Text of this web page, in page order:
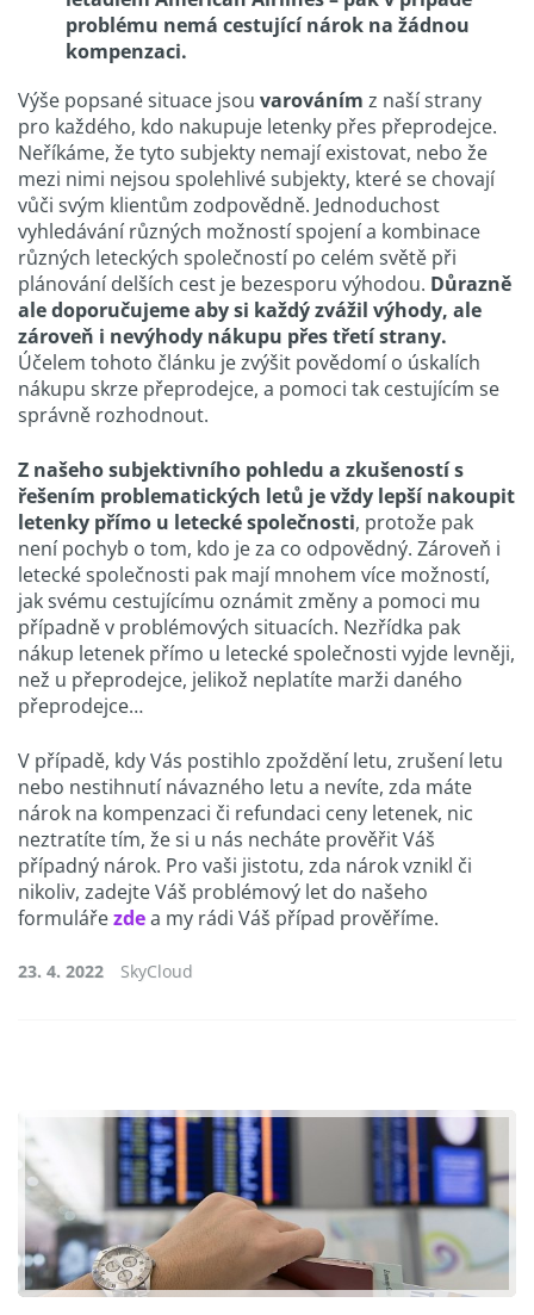
problému nemá cestující nárok na žádnou
kompenzaci.
Výše popsané situace jsou varováním z naší strany
pro každého, kdo nakupuje letenky přes přeprodejce.
Neříkáme, že tyto subjekty nemají existovat, nebo že
mezi nimi nejsou spolehlivé subjekty, které se chovají
vůči svým klientům zodpovědně. Jednoduchost
vyhledávání různých možností spojení a kombinace
různých leteckých společností po celém světě při
plánování delších cest je bezesporu výhodou. Důrazně
ale doporučujeme aby si každý zvážil výhody, ale
zároveň i nevýhody nákupu přes třetí strany.
Účelem tohoto článku je zvýšit povědomí o úskalích
nákupu skrze přeprodejce, a pomoci tak cestujícím se
správně rozhodnout.
Z našeho subjektivního pohledu a zkušeností s
řešením problematických letů je vždy lepší nakoupit
letenky přímo u letecké společnosti, protože pak
není pochyb o tom, kdo je za co odpovědný. Zároveň i
letecké společnosti pak mají mnohem více možností,
jak svému cestujícímu oznámit změny a pomoci mu
případně v problémových situacích. Nezřídka pak
nákup letenek přímo u letecké společnosti vyjde levněji,
než u přeprodejce, jelikož neplatíte marži daného
přeprodejce…
V případě, kdy Vás postihlo zpoždění letu, zrušení letu
nebo nestihnutí návazného letu a nevíte, zda máte
nárok na kompenzaci či refundaci ceny letenek, nic
neztratíte tím, že si u nás necháte prověřit Váš
případný nárok. Pro vaši jistotu, zda nárok vznikl či
nikoliv, zadejte Váš problémový let do našeho
formulářezdea my rádi Váš případ prověříme.
23. 4. 2022 SkyCloud